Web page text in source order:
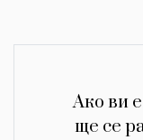
Ако ви
ще се